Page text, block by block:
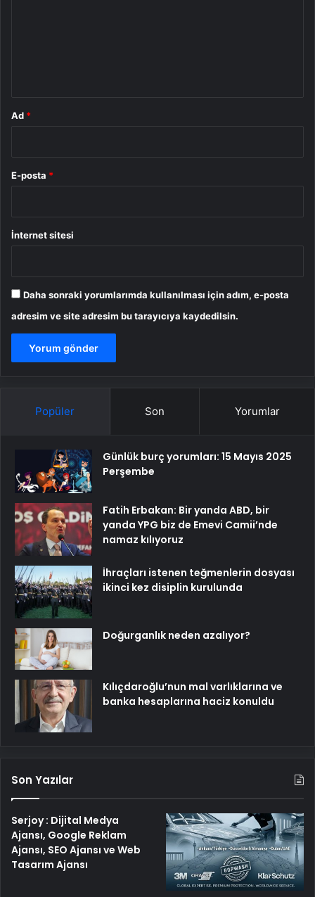
Ad *
E-posta *
İnternet sitesi
Daha sonraki yorumlarımda kullanılması için adım, e-posta
adresim ve site adresim bu tarayıcıya kaydedilsin.
Popüler Son Yorumlar
Günlük burç yorumları: 15 Mayıs 2025
Perşembe
Fatih Erbakan: Bir yanda ABD, bir
yanda YPG biz de Emevi Camii’nde
namaz kılıyoruz
İhraçları istenen teğmenlerin dosyası
ikinci kez disiplin kurulunda
Doğurganlık neden azalıyor?
Kılıçdaroğlu’nun mal varlıklarına ve
banka hesaplarına haciz konuldu
Son Yazılar
Serjoy : Dijital Medya
Ajansı, Google Reklam
Ajansı, SEO Ajansı ve Web
Tasarım Ajansı